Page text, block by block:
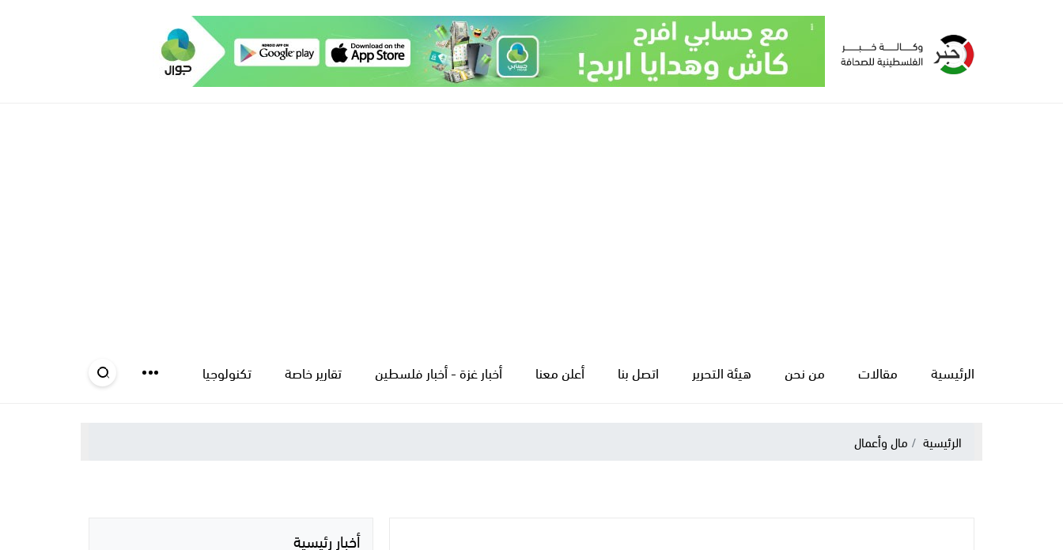
الرئيسية مقالات من نحن هيئة التحرير اتصل بنا أعلن معنا أخبار غزة - أخبار فلسطين تقارير خاصة تكنولوجيا
الرئيسية مال وأعمال
أخبار رئيسية